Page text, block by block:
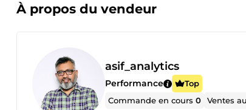
À propos du vendeur
asif_analytics
Performance
Top
Commande en cours0 Ventes